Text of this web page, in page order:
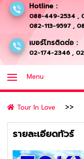
Hotline :
088-449-2534 ,
082-113-9597 ,
เบอร์โทรติดต่อ :
02-174-2346 ,
Menu
Tour In Love
รายละเอียดทัวร์